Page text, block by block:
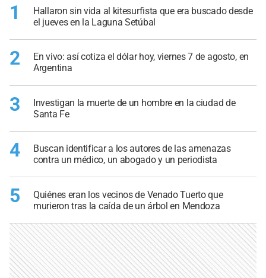
1
Hallaron sin vida al kitesurfista que era buscado desde
el jueves en la Laguna Setúbal
2
En vivo: así cotiza el dólar hoy, viernes 7 de agosto, en
Argentina
3
Investigan la muerte de un hombre en la ciudad de
Santa Fe
4
Buscan identificar a los autores de las amenazas
contra un médico, un abogado y un periodista
5
Quiénes eran los vecinos de Venado Tuerto que
murieron tras la caída de un árbol en Mendoza